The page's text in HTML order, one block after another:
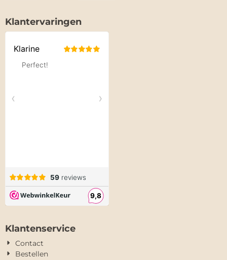
Klantervaringen
Klantenservice
Contact
Bestellen